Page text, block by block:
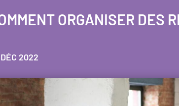
ORGANISER DES
2022